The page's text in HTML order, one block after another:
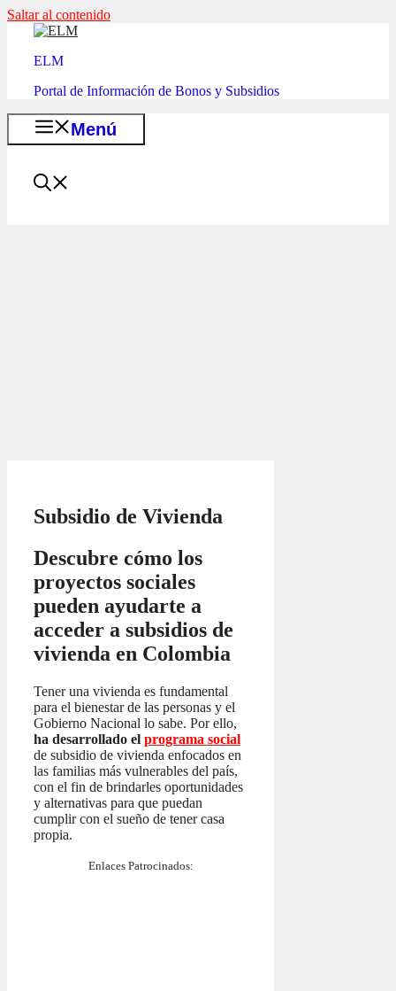
Saltar al contenido
ELM
Portal de Información de Bonos y Subsidios
Menú
Subsidio de Vivienda
Descubre cómo los
proyectos sociales
pueden ayudarte a
acceder a subsidios de
vivienda en Colombia
Tener una vivienda es fundamental
para el bienestar de las personas y el
Gobierno Nacional lo sabe. Por ello,
ha desarrollado el programa social
de subsidio de vivienda enfocados en
las familias más vulnerables del país,
con el fin de brindarles oportunidades
y alternativas para que puedan
cumplir con el sueño de tener casa
propia.
Enlaces Patrocinados: